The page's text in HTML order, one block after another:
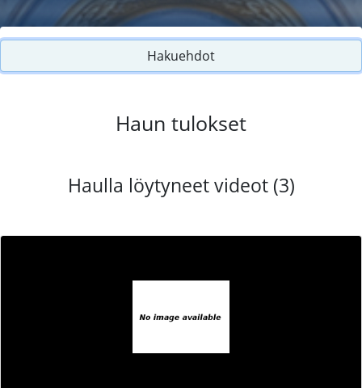
Hakuehdot
Haun tulokset
Haulla löytyneet videot (3)